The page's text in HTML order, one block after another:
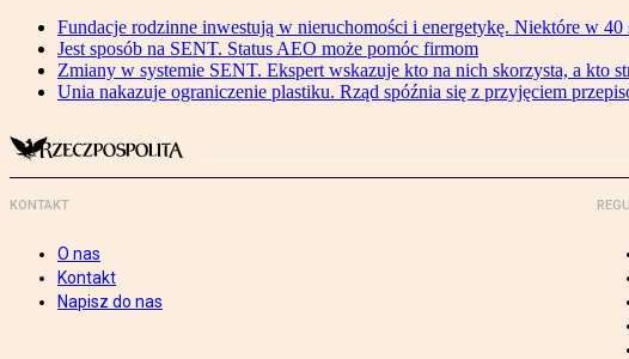
Fundacje rodzinne inwestują w nieruchomości i energetykę. Niektóre w 40
Jest sposób na SENT. Status AEO może pomóc firmom
Zmiany w systemie SENT. Ekspert wskazuje kto na nich skorzysta, a kto
Unia nakazuje ograniczenie plastiku. Rząd spóźnia się z przyjęciem
KONTAKT
O nas
Kontakt
Napisz do nas